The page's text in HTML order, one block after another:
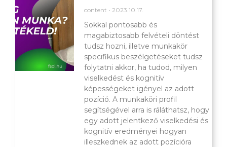
content 2023.10.17.
Sokkal pontosabb és
magabiztosabb felvételi döntést
tudsz hozni, illetve munkakör
specifikus beszélgetéseket tudsz
folytatni akkor, ha tudod, milyen
viselkedést és kognitív
képességeket igényel az adott
pozíció. A munkaköri profil
segítségével arra is ráláthatsz, hogy
egy adott jelentkező viselkedési és
kognitív eredményei hogyan
illeszkednek az adott pozícióra